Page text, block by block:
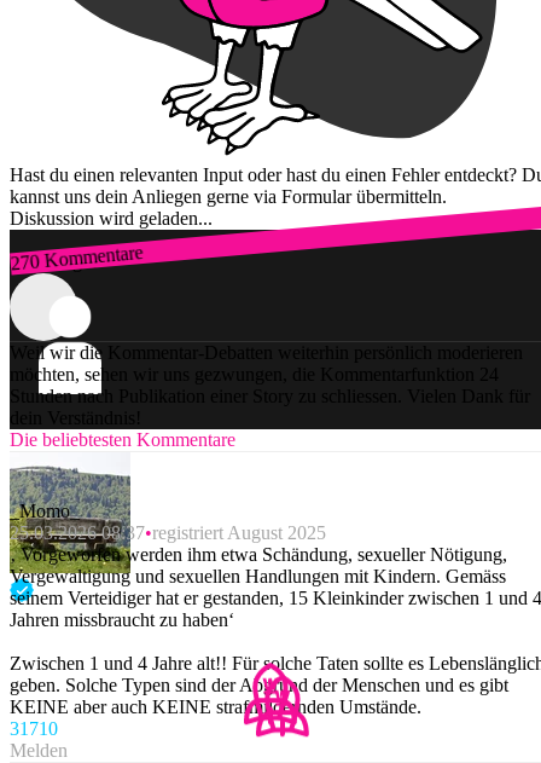
Hast du einen relevanten Input oder hast du einen Fehler entdeckt?
kannst uns dein Anliegen gerne via Formular übermitteln.
Diskussion wird geladen...
270 Kommentare
Zum Login
Weil wir die Kommentar-Debatten weiterhin persönlich moderieren
möchten, sehen wir uns gezwungen, die Kommentarfunktion 24
Stunden nach Publikation einer Story zu schliessen. Vielen Dank für
dein Verständnis!
Die beliebtesten Kommentare
_Momo_
25.03.2026 08:37 registriert August 2025
‚ Vorgeworfen werden ihm etwa Schändung, sexueller Nötigung,
Vergewaltigung und sexuellen Handlungen mit Kindern. Gemäss
seinem Verteidiger hat er gestanden, 15 Kleinkinder zwischen 1 und 4
Jahren missbraucht zu haben‘
Zwischen 1 und 4 Jahre alt!! Für solche Taten sollte es
geben. Solche Typen sind der Abgrund der Menschen und es gibt
KEINE aber auch KEINE strafmildernden Umstände.
31710
Melden